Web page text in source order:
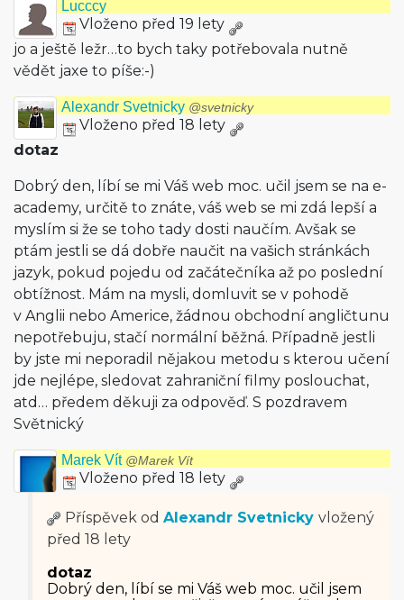
Lucccy
Vloženo před 19 lety
jo a ještě ležr…to bych taky potřebovala nutně
vědět jaxe to píše:-)
Alexandr Svetnicky @svetnicky
Vloženo před 18 lety
dotaz
Dobrý den, líbí se mi Váš web moc. učil jsem se na e-
academy, určitě to znáte, váš web se mi zdá lepší a
myslím si že se toho tady dosti naučím. Avšak se
ptám jestli se dá dobře naučit na vašich stránkách
jazyk, pokud pojedu od začátečníka až po poslední
obtížnost. Mám na mysli, domluvit se v pohodě
v Anglii nebo Americe, žádnou obchodní angličtunu
nepotřebuju, stačí normální běžná. Případně jestli
by jste mi neporadil nějakou metodu s kterou učení
jde nejlépe, sledovat zahraniční filmy poslouchat,
atd… předem děkuji za odpověď. S pozdravem
Světnický
Marek Vít @Marek Vít
Vloženo před 18 lety
Příspěvek od Alexandr Svetnicky vložený
před 18 lety
dotaz
Dobrý den, líbí se mi Váš web moc. učil jsem